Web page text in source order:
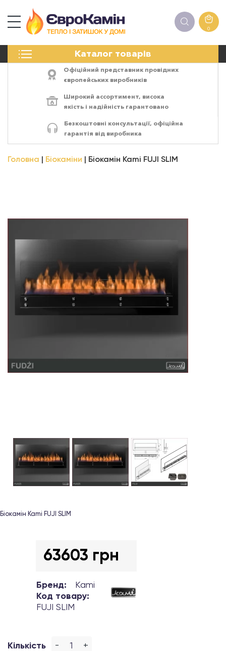
0
Каталог товарів
ПЕЧІ
ЕЛЕКТРОКАМІНИ
АКСЕСУАРИ
Офіційний представник провідних
європейських виробників
Широкий ассортимент, висока
якість і надійність гарантовано
Безкоштовні консультації, офіційна
гарантія від виробника
Головна Біокаміни Біокамін Kami FUJI SLIM
Біокамін Kami FUJI SLIM
63603 грн
Бренд:
Kami
Код товару:
FUJI SLIM
Кількість - +